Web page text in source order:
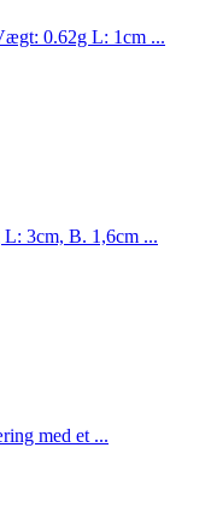
0.62g L: 1cm ...
3cm, B. 1,6cm ...
med et ...